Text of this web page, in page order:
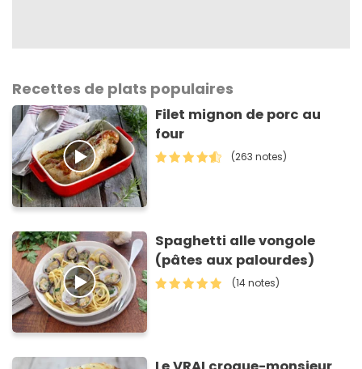
Recettes de plats populaires
Filet mignon de porc au
four
(263 notes)
Spaghetti alle vongole
(pâtes aux palourdes)
(14 notes)